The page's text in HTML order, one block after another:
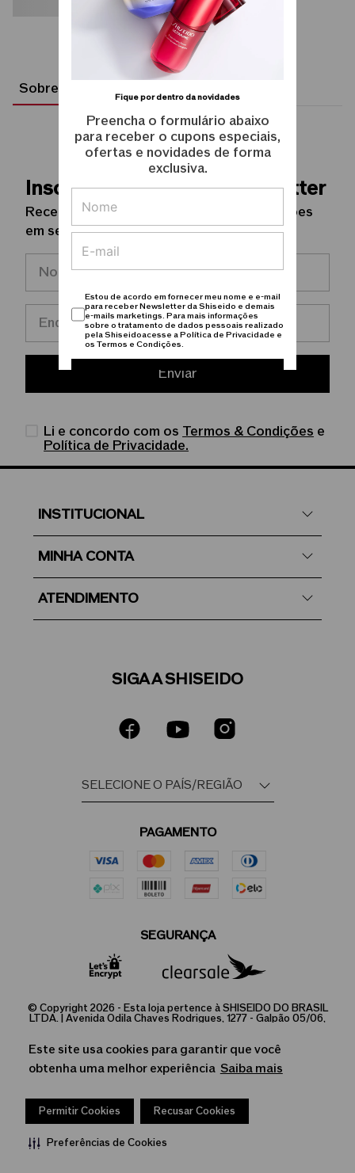
Este site usa cookies para garantir que você
obtenha uma melhor experiência Saiba mais
Permitir Cookies Recusar Cookies
Preferências de Cookies
Fique por dentro da novidades
Preencha o formulário abaixo
para receber o cupons especiais,
ofertas e novidades de forma
exclusiva.
Estou de acordo em fornecer meu nome e e-mail
para receber Newsletter da Shiseido e demais
e-mails marketings. Para mais informações
sobre o tratamento de dados pessoais realizado
pela Shiseidoacesse a Política de Privacidade e
os Termos e Condições.
Cadastrar
Sobre
Inscreva-se na nossa Newsletter
Receba novidades, lançamentos e promoções
em seu e-mail.
Enviar
Li e concordo com os Termos & Condições e
Política de Privacidade.
INSTITUCIONAL
MINHA CONTA
ATENDIMENTO
SIGA A SHISEIDO
PAGAMENTO
SEGURANÇA
© Copyright 2026 - Esta loja pertence à SHISEIDO DO BRASIL
LTDA. | Avenida Odila Chaves Rodrigues, 1277 - Galpão 05/06,
Soluções em Internet LTDA. CNPJ 15.427.207/0001-14. | Av. Dr.